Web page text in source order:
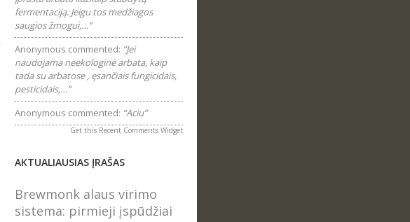
fermentaciją. Jeigu tos medžiagos
saugios žmogui,…”
Anonymous commented: “Jei
naudojama neekologinė arbata, kaip
tada su arbatose , ęsančiais fungicidais,
pesticidais,…”
Anonymous commented: “Aciu”
Get this Recent Comments Widget
AKTUALIAUSIAS ĮRAŠAS
Brewmonk alaus virimo
sistema: pirmieji įspūdžiai